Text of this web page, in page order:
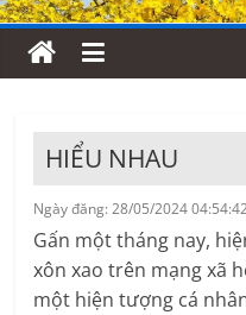
HIỂU NHAU
Ngày đăng: 28/05/2024
Gấn một tháng nay,
xôn xao trên mạng xã
một hiện tượng cá